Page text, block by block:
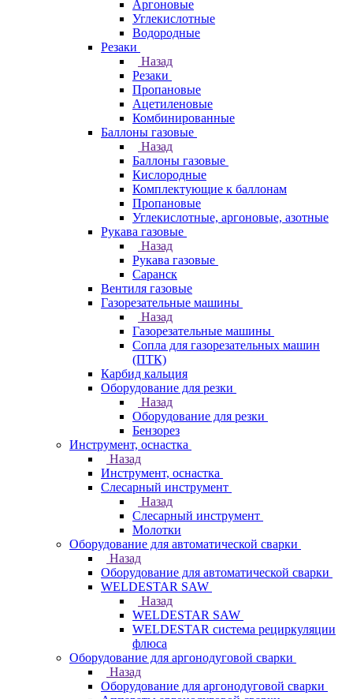
Аргоновые
Углекислотные
Водородные
Резаки
Назад
Резаки
Пропановые
Ацетиленовые
Комбинированные
Баллоны газовые
Назад
Баллоны газовые
Кислородные
Комплектующие к баллонам
Пропановые
Углекислотные, аргоновые, азотные
Рукава газовые
Назад
Рукава газовые
Саранск
Вентиля газовые
Газорезательные машины
Назад
Газорезательные машины
Сопла для газорезательных машин
(ПТК)
Карбид кальция
Оборудование для резки
Назад
Оборудование для резки
Бензорез
Инструмент, оснастка
Назад
Инструмент, оснастка
Слесарный инструмент
Назад
Слесарный инструмент
Молотки
Оборудование для автоматической сварки
Назад
Оборудование для автоматической сварки
WELDESTAR SAW
Назад
WELDESTAR SAW
WELDESTAR система рециркуляции
флюса
Оборудование для аргонодуговой сварки
Назад
Оборудование для аргонодуговой сварки